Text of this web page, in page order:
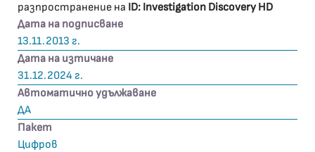
разпространение на ID: Investigation Discovery HD
Дата на подписване
13.11.2013 г.
Дата на изтичане
31.12.2024 г.
Автоматично удължаване
ДА
Пакет
Цифров